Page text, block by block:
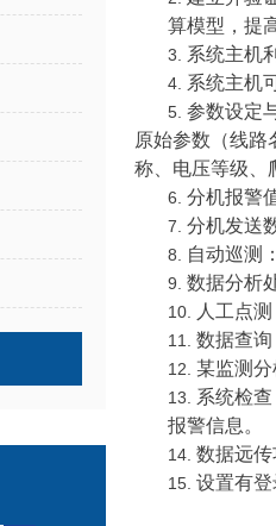
算模型，提
3. 系统主机
4. 系统主机
5. 参数设定
原始参数（线路
称、电压等级、
6. 分机报警
7. 分机发送
8. 自动巡测
9. 数据分析
10. 人工点
11. 数据查
12. 某监测
13. 系统检
报警信息。
14. 数据远
15. 设置有登